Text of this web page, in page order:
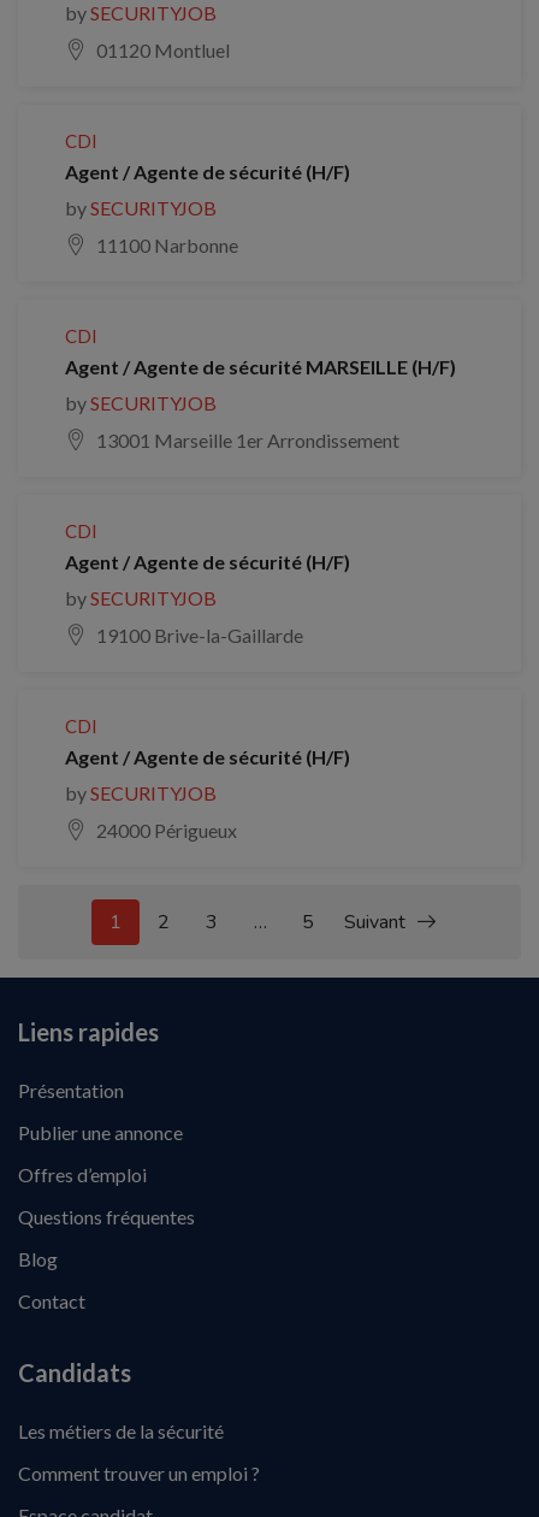
bySECURITYJOB
01120 Montluel
CDI
Agent / Agente de sécurité (H/F)
bySECURITYJOB
11100 Narbonne
CDI
Agent / Agente de sécurité MARSEILLE (H/F)
bySECURITYJOB
13001 Marseille 1er Arrondissement
CDI
Agent / Agente de sécurité (H/F)
bySECURITYJOB
19100 Brive-la-Gaillarde
CDI
Agent / Agente de sécurité (H/F)
bySECURITYJOB
24000 Périgueux
1 2 3 … 5 Suivant
Liens rapides
Présentation
Publier une annonce
Offres d’emploi
Questions fréquentes
Blog
Contact
Candidats
Les métiers de la sécurité
Comment trouver un emploi ?